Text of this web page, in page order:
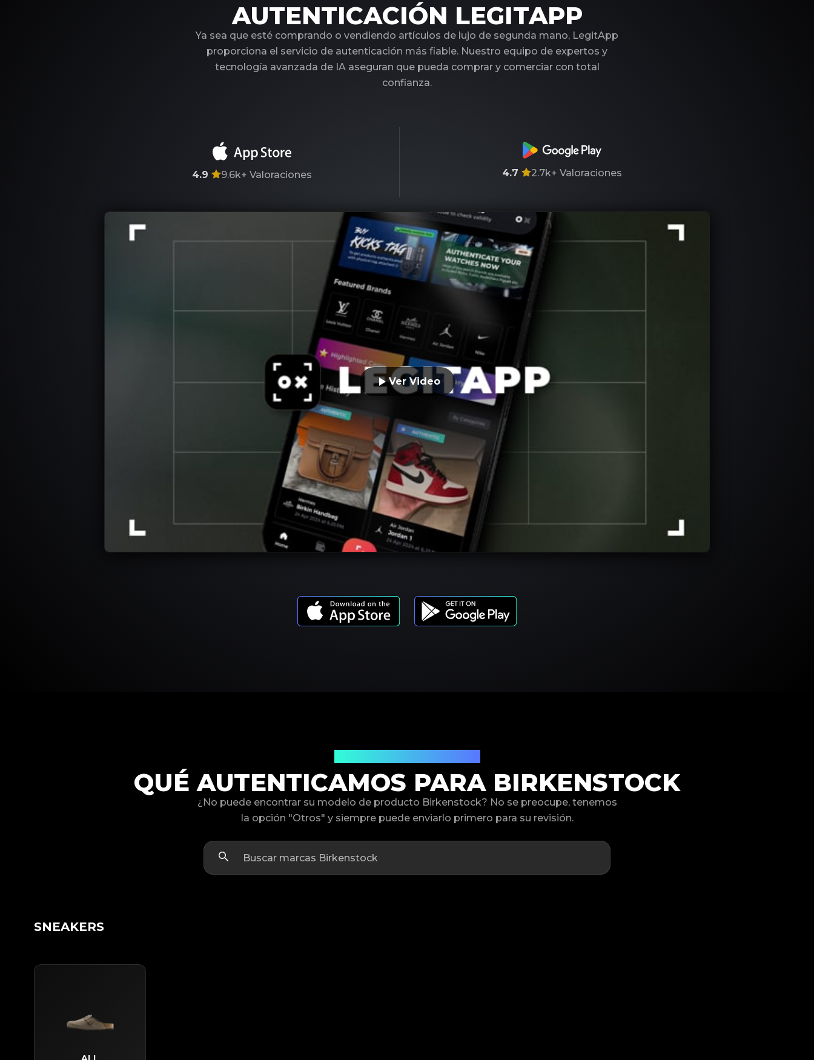
AUTENTICACIÓN LEGITAPP
Ya sea que esté comprando o vendiendo artículos de lujo de segunda mano, LegitApp
proporciona el servicio de autenticación más fiable. Nuestro equipo de expertos y
tecnología avanzada de IA aseguran que pueda comprar y comerciar con total
confianza.
4.9 9.6k+ Valoraciones 4.7 2.7k+ Valoraciones
Ver Video
QUÉ AUTENTICAMOS PARA BIRKENSTOCK
¿No puede encontrar su modelo de producto Birkenstock? No se preocupe, tenemos
la opción "Otros" y siempre puede enviarlo primero para su revisión.
SNEAKERS